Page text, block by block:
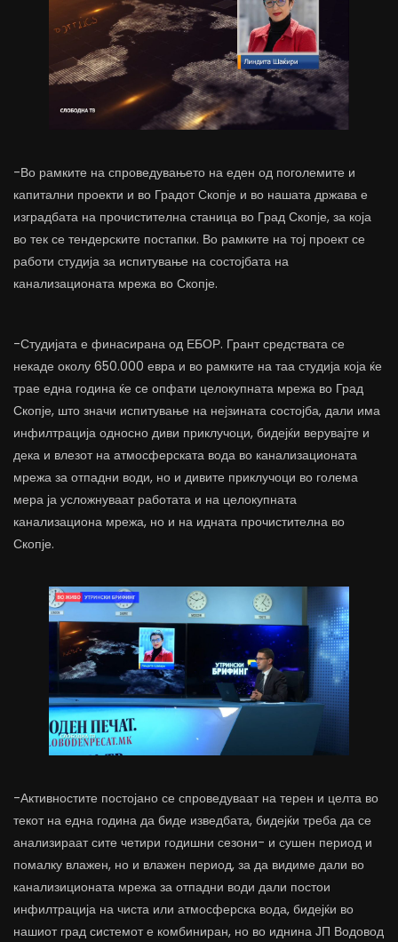
-Во рамките на спроведувањето на еден од поголемите и
капитални проекти и во Градот Скопје и во нашата држава е
изградбата на прочистителна станица во Град Скопје, за која
во тек се тендерските постапки. Во рамките на тој проект се
работи студија за испитување на состојбата на
канализационата мрежа во Скопје.
-Студијата е финасирана од ЕБОР. Грант средствата се
некаде околу 650.000 евра и во рамките на таа студија која ќе
трае една година ќе се опфати целокупната мрежа во Град
Скопје, што значи испитување на нејзината состојба, дали има
инфилтрација односно диви приклучоци, бидејќи верувајте и
дека и влезот на атмосферската вода во канализационата
мрежа за отпадни води, но и дивите приклучоци во голема
мера ја усложнуваат работата и на целокупната
канализациона мрежа, но и на идната прочистителна во
Скопје.
-Активностите постојано се спроведуваат на терен и целта во
текот на една година да биде изведбата, бидејќи треба да се
анализираат сите четири годишни сезони- и сушен период и
помалку влажен, но и влажен период, за да видиме дали во
канализиционата мрежа за отпадни води дали постои
инфилтрација на чиста или атмосферска вода, бидејќи во
нашиот град системот е комбиниран, но во иднина ЈП Водовод